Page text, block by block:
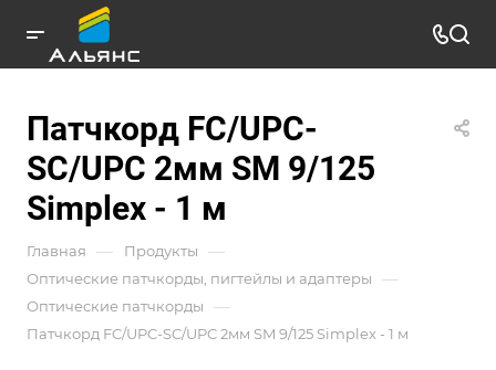
Патчкорд FC/UPC-
SC/UPC 2мм SM 9/125
Simplex - 1 м
Главная — Продукты —
Оптические патчкорды, пигтейлы и адаптеры —
Оптические патчкорды —
Патчкорд FC/UPC-SC/UPC 2мм SM 9/125 Simplex - 1 м